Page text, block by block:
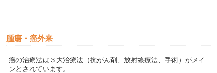
腫瘍・癌外来
癌の治療法は３大治療法（抗がん剤、放射線療法、手術）がメイ
ンとされています。